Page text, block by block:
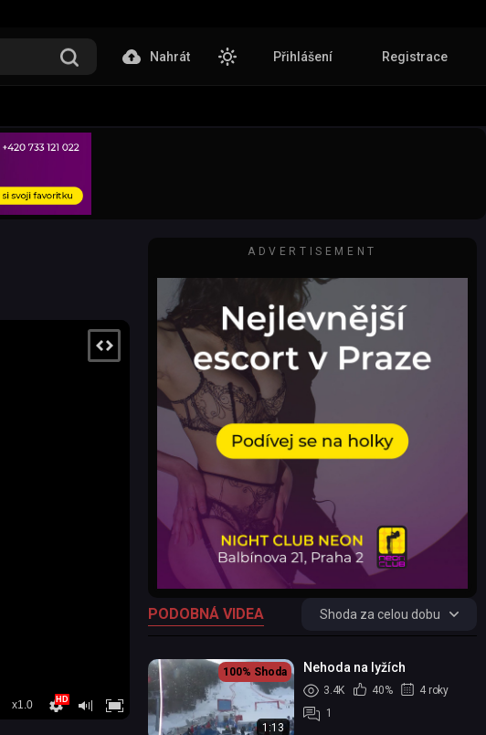
Nahrát Přihlášení Registrace
x1.0
ADVERTISEMENT
PODOBNÁ VIDEA Shoda za celou dobu
100% Shoda
1:13
Nehoda na lyžích
3.4K 40%
4 roky
1